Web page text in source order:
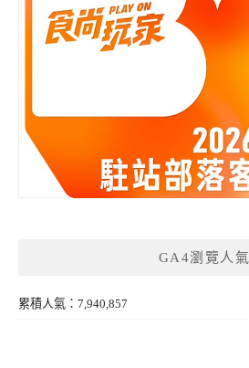
GA4瀏覽人氣
累積人氣：7,940,857